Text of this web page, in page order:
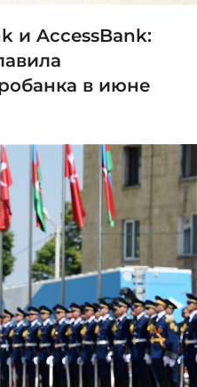
и AccessBank:
в июне